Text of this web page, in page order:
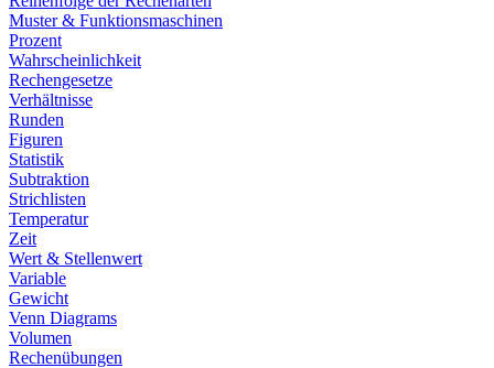
Muster & Funktionsmaschinen
Prozent
Wahrscheinlichkeit
Rechengesetze
Verhältnisse
Runden
Figuren
Statistik
Subtraktion
Strichlisten
Temperatur
Zeit
Wert & Stellenwert
Variable
Gewicht
Venn Diagrams
Volumen
Rechenübungen